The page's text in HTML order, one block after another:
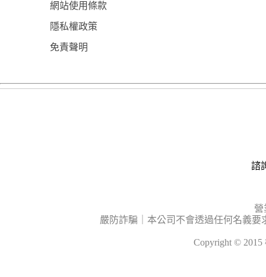
網站使用條款
隱私權政策
免責聲明
諮
營
嚴防詐騙｜本公司不會透過任何名義
Copyright ©